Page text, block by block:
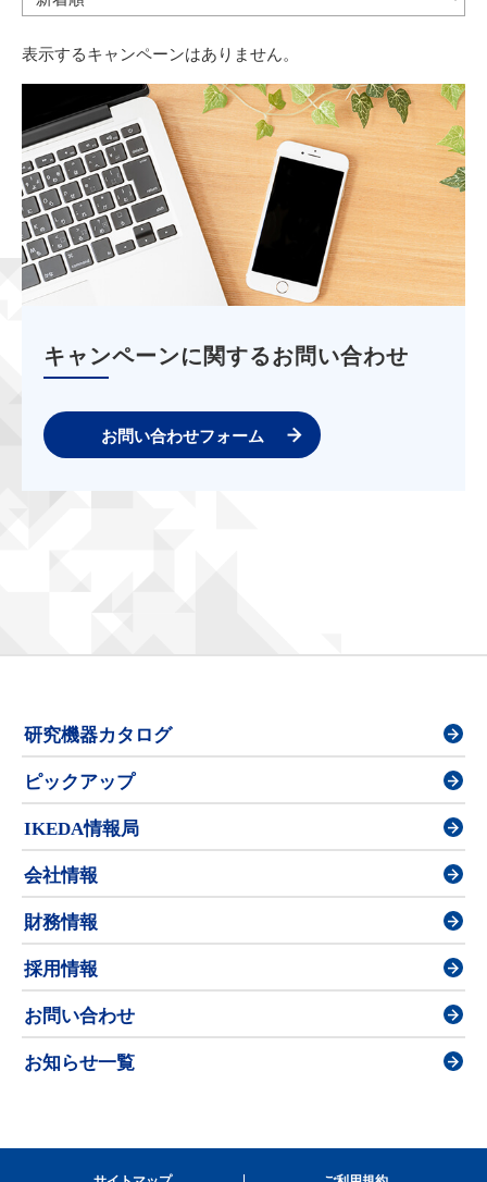
表示するキャンペーンはありません。
キャンペーンに関するお問い合わせ
お問い合わせフォーム
研究機器カタログ
ピックアップ
IKEDA情報局
会社情報
財務情報
採用情報
お問い合わせ
お知らせ一覧